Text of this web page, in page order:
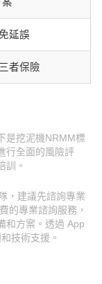
延誤
者保險
是挖泥機NRMM標
行全面的風險評
訓。
，建議先諮詢專業
的專業諮詢服務，
和方案。透過 App
技術支援。